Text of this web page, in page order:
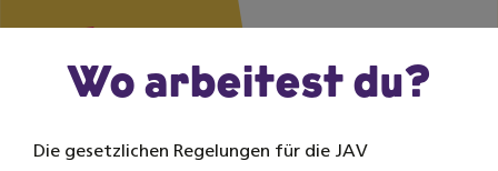
Wo arbeitest du?
Die gesetzlichen Regelungen für die JAV